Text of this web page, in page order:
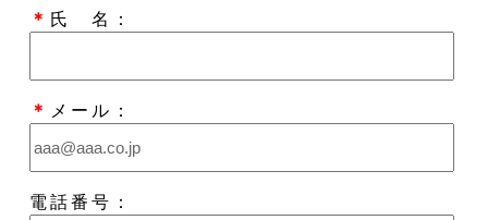
＊ 氏 名：
＊ メール：
電話番号：